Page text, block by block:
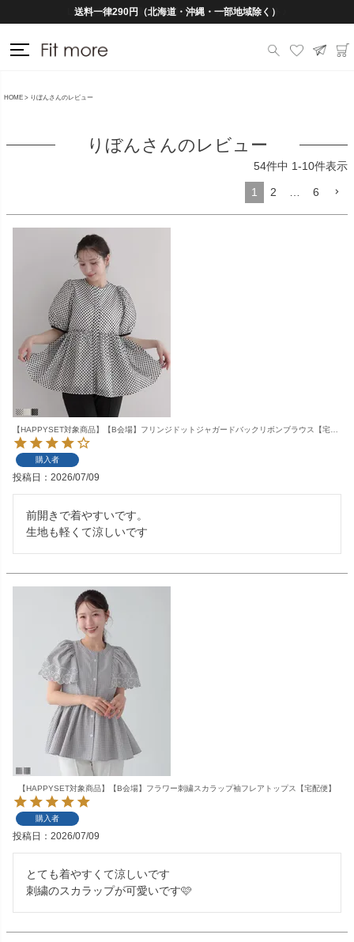
送料一律290円（北海道・沖縄・一部地域除く）
HOME りぼんさんのレビュー
りぼんさんのレビュー
54件中 1-10件表示
1 2 6
購入者
投稿日 2026/07/09
前開きで着やすいです。
生地も軽くて涼しいです
【HAPPYSET対象商品】【B会場】フラワー刺繍スカラップ袖フレアトップス【宅配便】
購入者
投稿日 2026/07/09
とても着やすくて涼しいです
刺繍のスカラップが可愛いです🩷